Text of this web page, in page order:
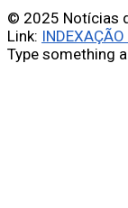
© 2025 Notícias
Link:
Type something